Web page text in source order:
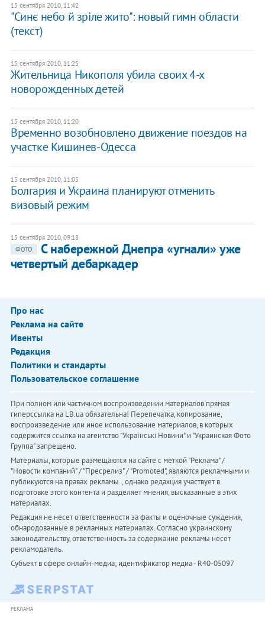
15 сентября 2010, 11:42
"Синє небо й зріле жито": новый гимн области
(текст)
15 сентября 2010, 11:25
Жительница Никополя убила своих 4-х
новорожденных детей
15 сентября 2010, 11:20
Временно возобновлено движение поездов на
участке Кишинев-Одесса
15 сентября 2010, 11:05
Болгария и Украина планируют отменить
визовый режим
15 сентября 2010, 09:18
ФОТО
С набережной Днепра «угнали» уже
четвертый дебаркадер
Про нас
Реклама на сайте
Ивенты
Редакция
Политики и стандарты
Пользовательское соглашение
При полном или частичном воспроизведении материалов прямая
гиперссылка на LB.ua обязательна! Перепечатка, копирование,
воспроизведение или иное использование материалов, в которых
содержится ссылка на агентство "Українськi Новини" и "Украинская Фото
Группа" запрещено.
Материалы, которые размещаются на сайте с меткой "Реклама" /
"Новости компаний" / "Пресрелиз" / "Promoted", являются рекламными и
публикуются на правах рекламы. , однако редакция участвует в
подготовке этого контента и разделяет мнения, высказанные в этих
материалах.
Редакция не несет ответственности за факты и оценочные суждения,
обнародованные в рекламных материалах. Согласно украинскому
законодательству, ответственность за содержание рекламы несет
рекламодатель.
Субъект в сфере онлайн-медиа; идентификатор медиа - R40-05097
РЕКЛАМА